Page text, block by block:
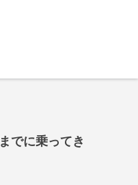
でに乗ってき